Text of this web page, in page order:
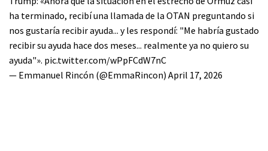
ha terminado, recibí una llamada de la OTAN preguntando si
nos gustaría recibir ayuda... y les respondí: "Me habría gustado
recibir su ayuda hace dos meses... realmente ya no quiero su
ayuda"». pic.twitter.com/wPpFCdW7nC
— Emmanuel Rincón (@EmmaRincon) April 17, 2026